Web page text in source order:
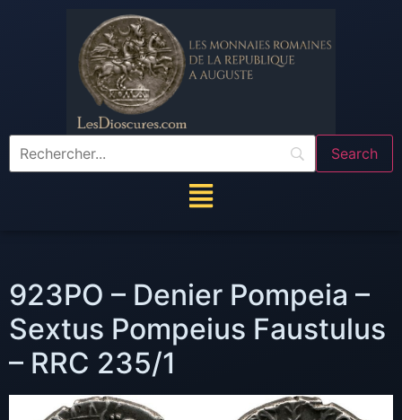
923PO – Denier Pompeia –
Sextus Pompeius Faustulus
– RRC 235/1